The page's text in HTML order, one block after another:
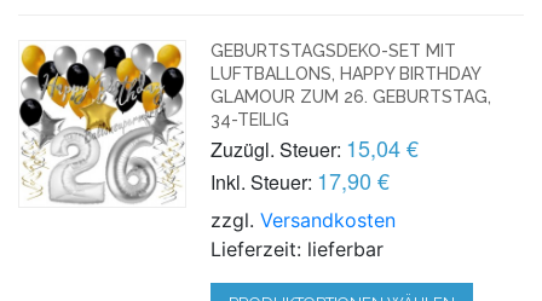
GEBURTSTAGSDEKO-SET MIT
LUFTBALLONS, HAPPY BIRTHDAY
GLAMOUR ZUM 26. GEBURTSTAG,
34-TEILIG
Zuzügl. Steuer: 15,04 €
Inkl. Steuer: 17,90 €
zzgl.Versandkosten
Lieferzeit: lieferbar